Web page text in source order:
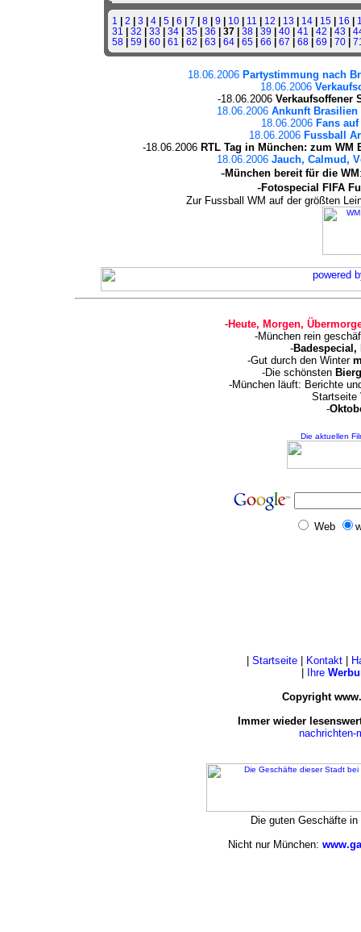
1 | 2 | 3 | 4| 5| 6 | 7 | 8| 9 | 10| 11 | 12 | 13 | 14| 15| 16 |
31 | 32 | 33 | 34| 35| 36 | 37 | 38| 39 | 40| 41 | 42 | 43 |
58| 59 | 60| 61 | 62 | 63 | 64| 65| 66 | 67 | 68| 69 | 70|
18.06.2006 Partystimmung nach
18.06.2006
-18.06.2006 Verkaufsoffener
18.06.2006 Ankunft Brasilien
18.06.2006 Fans
18.06.2006 Fussball
-18.06.2006 RTL Tag in München: zum
18.06.2006 Jauch, Calmud,
-München bereit für die WM
-Fotospecial FIFA
Zur Fussball WM auf der größten
-Heute, Morgen,
-München rein
-Badespecial,
-Gut durch den Winter
-Die schönsten
-München läuft: Berichte
Startseite
-
Die aktuellen
Web
Startseite| Kontakt|
Ihre
Copyright
Immer wieder
nachrichten-
Die guten Geschäfte
Nicht nur München: